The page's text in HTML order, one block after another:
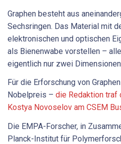
Graphen besteht aus
Sechsringen. Das Material mit
elektronischen und optischen
als Bienenwabe vorstellen –
eigentlich nur zwei
Für die Erforschung von
Nobelpreis – die Redaktion traf
Kostya Novoselov am CSEM
Die EMPA-Forscher, in
Planck-Institut für